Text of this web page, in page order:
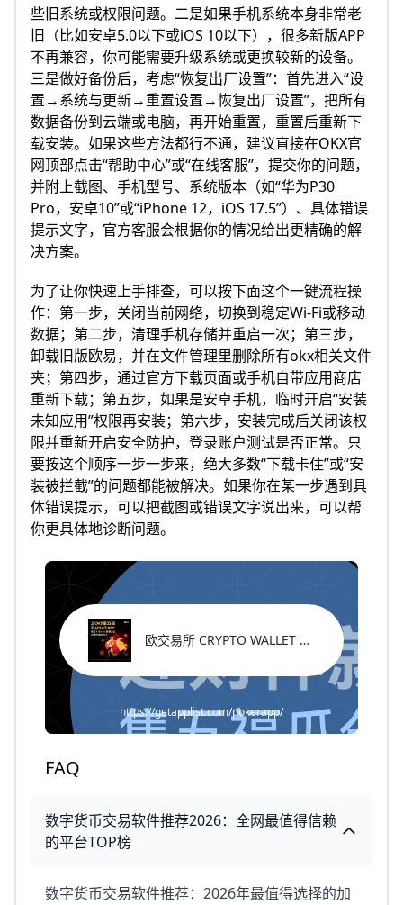
些旧系统或权限问题。二是如果手机系统本身非常老
旧（比如安卓5.0以下或iOS 10以下），很多新版APP
不再兼容，你可能需要升级系统或更换较新的设备。
三是做好备份后，考虑“恢复出厂设置”：首先进入“设
置→系统与更新→重置设置→恢复出厂设置”，把所有
数据备份到云端或电脑，再开始重置，重置后重新下
载安装。如果这些方法都行不通，建议直接在OKX官
网顶部点击“帮助中心”或“在线客服”，提交你的问题，
并附上截图、手机型号、系统版本（如“华为P30
Pro，安卓10”或“iPhone 12，iOS 17.5”）、具体错误
提示文字，官方客服会根据你的情况给出更精确的解
决方案。
为了让你快速上手排查，可以按下面这个一键流程操
作：第一步，关闭当前网络，切换到稳定Wi‑Fi或移动
数据；第二步，清理手机存储并重启一次；第三步，
卸载旧版欧易，并在文件管理里删除所有okx相关文件
夹；第四步，通过官方下载页面或手机自带应用商店
重新下载；第五步，如果是安卓手机，临时开启“安装
未知应用”权限再安装；第六步，安装完成后关闭该权
限并重新开启安全防护，登录账户测试是否正常。只
要按这个顺序一步一步来，绝大多数“下载卡住”或“安
装被拦截”的问题都能被解决。如果你在某一步遇到具
体错误提示，可以把截图或错误文字说出来，可以帮
你更具体地诊断问题。
欧交易所 CRYPTO WALLET 新用户福利
https://getapplist.com/pokerapp/
FAQ
数字货币交易软件推荐2026：全网最值得信赖
的平台TOP榜
数字货币交易软件推荐：2026年最值得选择的加